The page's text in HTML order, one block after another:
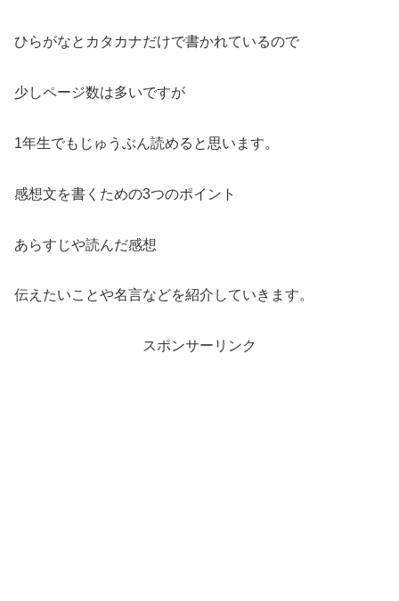
ひらがなとカタカナだけで書かれているので
少しページ数は多いですが
1年生でもじゅうぶん読めると思います。
感想文を書くための3つのポイント
あらすじや読んだ感想
伝えたいことや名言などを紹介していきます。
スポンサーリンク